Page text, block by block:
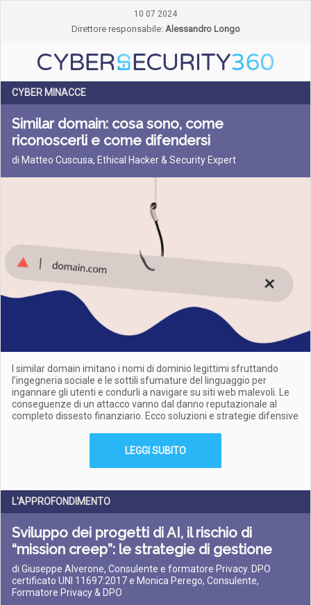
10 07 2024
Direttore responsabile: Alessandro Longo
CYBER MINACCE
Similar domain: cosa sono, come
riconoscerli e come difendersi
di Matteo Cuscusa, Ethical Hacker & Security Expert
I similar domain imitano i nomi di dominio legittimi sfruttando
l’ingegneria sociale e le sottili sfumature del linguaggio per
ingannare gli utenti e condurli a navigare su siti web malevoli. Le
conseguenze di un attacco vanno dal danno reputazionale al
completo dissesto finanziario. Ecco soluzioni e strategie difensive
LEGGI SUBITO
L'APPROFONDIMENTO
Sviluppo dei progetti di AI, il rischio di
“mission creep”: le strategie di gestione
di Giuseppe Alverone, Consulente e formatore Privacy. DPO
certificato UNI 11697:2017 e Monica Perego, Consulente,
Formatore Privacy & DPO